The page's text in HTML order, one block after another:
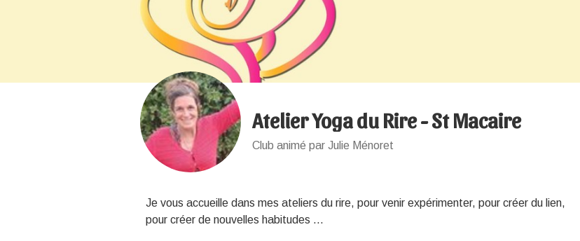
Atelier Yoga du Rire - St Macaire
Club animé par Julie Ménoret
Je vous accueille dans mes ateliers du rire, pour venir expérimenter, pour créer du lien,
pour créer de nouvelles habitudes ...